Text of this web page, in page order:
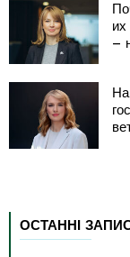
–
ОСТАННІ